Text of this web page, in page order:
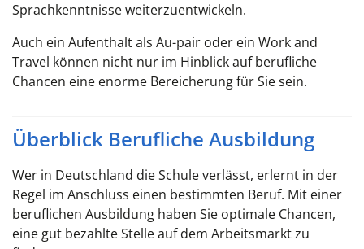
Sprachkenntnisse weiterzuentwickeln.
Auch ein Aufenthalt als Au-pair oder ein Work and
Travel können nicht nur im Hinblick auf berufliche
Chancen eine enorme Bereicherung für Sie sein.
Überblick Berufliche Ausbildung
Wer in Deutschland die Schule verlässt, erlernt in der
Regel im Anschluss einen bestimmten Beruf. Mit einer
beruflichen Ausbildung haben Sie optimale Chancen,
eine gut bezahlte Stelle auf dem Arbeitsmarkt zu